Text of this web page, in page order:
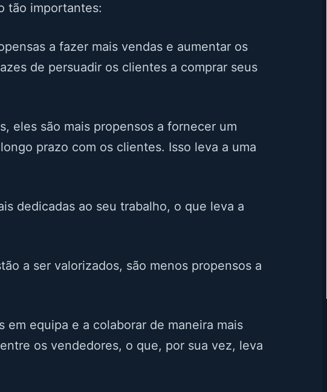
tão importantes:
a fazer mais vendas e aumentar os
de persuadir os clientes a comprar seus
eles são mais propensos a fornecer um
prazo com os clientes. Isso leva a uma
dedicadas ao seu trabalho, o que leva a
a ser valorizados, são menos propensos a
em equipa e a colaborar de maneira mais
os vendedores, o que, por sua vez, leva